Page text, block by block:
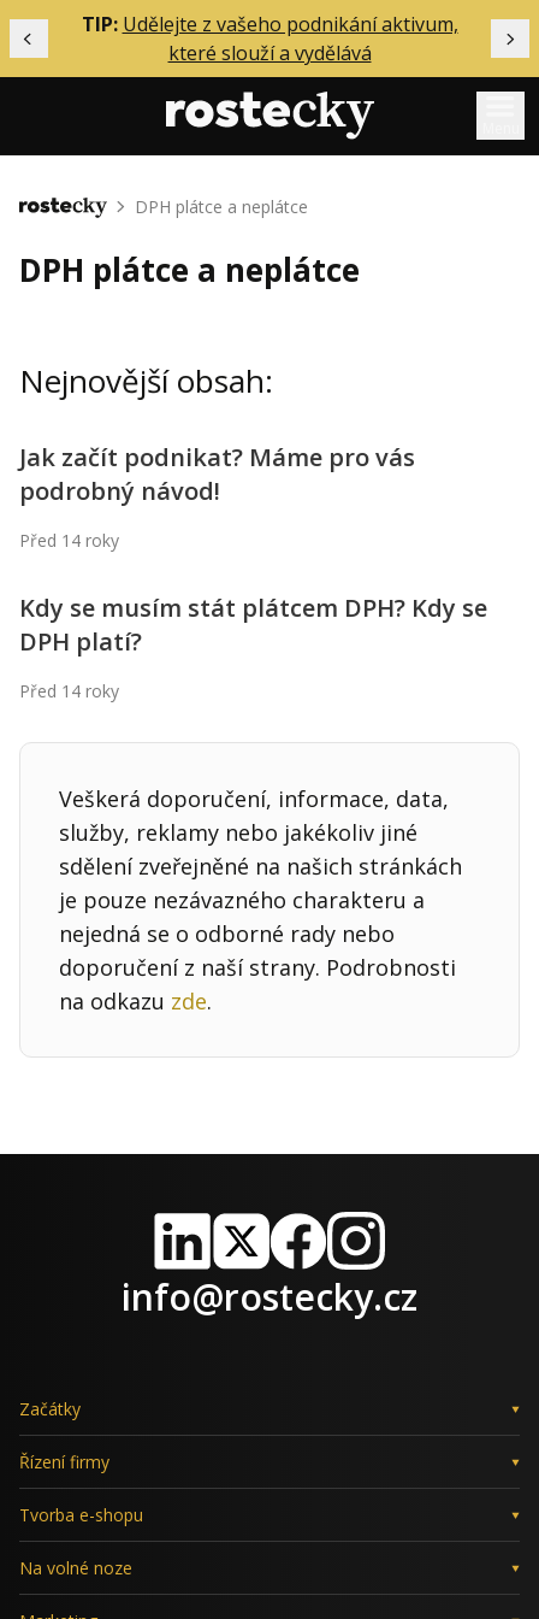
Předchozí
TIP: Udělejte z vašeho podnikání aktivum,
které slouží a vydělává
Mentoring
Solo
Inzerce
Přihlášení
Kontakt
Hledaná fráze
Domů DPH plátce a neplátce
DPH plátce a neplátce
Nejnovější obsah:
Jak začít podnikat? Máme pro vás
podrobný návod!
Před 14 roky
Kdy se musím stát plátcem DPH? Kdy se
DPH platí?
Před 14 roky
Veškerá doporučení, informace, data,
služby, reklamy nebo jakékoliv jiné
sdělení zveřejněné na našich stránkách
je pouze nezávazného charakteru a
nejedná se o odborné rady nebo
doporučení z naší strany. Podrobnosti
na odkazu zde.
LinkedIn
X FacebookInstagram
info@rostecky.cz
Začátky
Řízení firmy
Tvorba e-shopu
Na volné noze